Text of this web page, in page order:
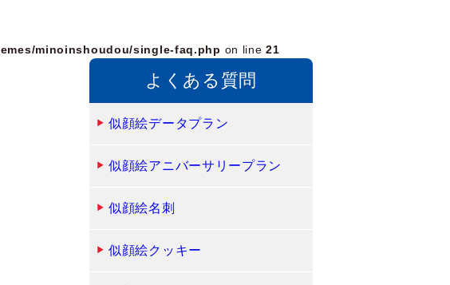
minoinshoudou/single-faq.php on line21
よくある質問
似顔絵データプラン
似顔絵アニバーサリープラン
似顔絵名刺
似顔絵クッキー